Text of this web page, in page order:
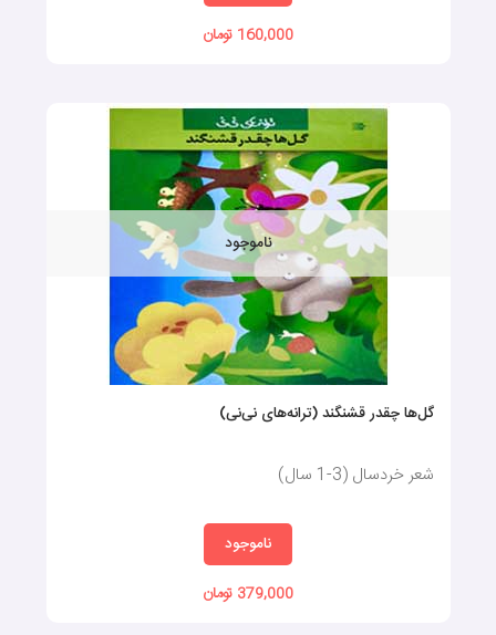
160,000 تومان
ناموجود
گل‏‌ها چقدر قشنگند (ترانه‌های نی‌نی)
شعر خردسال (3-1 سال)
ناموجود
379,000 تومان